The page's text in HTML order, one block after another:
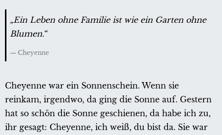
„Ein Leben ohne Familie ist wie ein Garten ohne
Blumen.“
Cheyenne
Cheyenne war ein Sonnenschein. Wenn sie
reinkam, irgendwo, da ging die Sonne auf. Gestern
hat so schön die Sonne geschienen, da habe ich zu,
ihr gesagt: Cheyenne, ich weiß, du bist da. Sie war